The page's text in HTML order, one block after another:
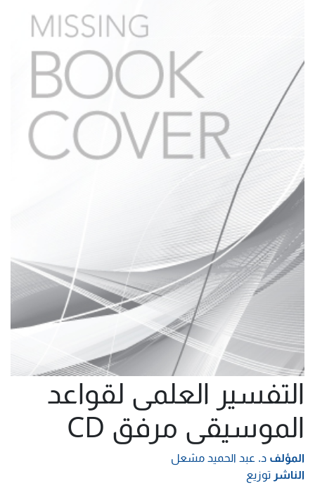
التفسير العلمى لقواعد
الموسيقى مرفق CD
المؤلف د. عبد الحميد مشعل
الناشر توزيع